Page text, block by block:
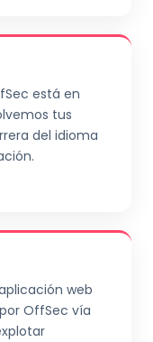
está en
tus
del idioma
web
OffSec vía